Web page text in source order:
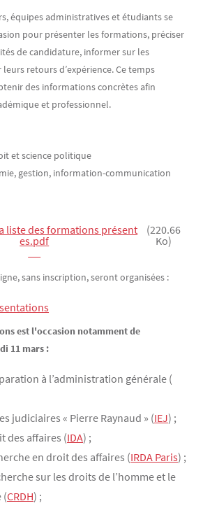
équipes administratives et étudiants se
pour présenter les formations, préciser
de candidature, informer sur les
retours d’expérience. Ce temps
des informations concrètes afin
et professionnel.
et science politique
gestion, information-communication
es.pdf
(220.66
Ko)
sans inscription, seront organisées :
est l'occasion notamment de
11 mars :
à l’administration générale (
judiciaires « Pierre Raynaud » (IEJ) ;
des affaires (IDA) ;
en droit des affaires (IRDA Paris) ;
sur les droits de l’homme et le
(CRDH) ;